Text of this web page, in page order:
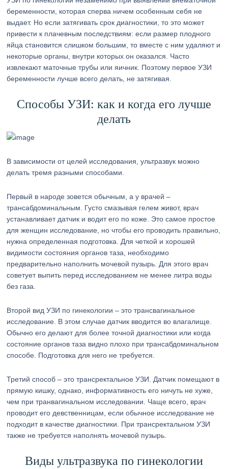
беременности, которая сперва ничем особенным себя не
выдает. Но если затягивать срок диагностики, то это может
привести к плачевным последствиям: если размер плодного
яйца становится слишком большим, то вместе с ним удаляют и
некоторые органы, внутри которых он оказался. Часто
извлекают маточные трубы или яичник. Поэтому первое УЗИ
беременности лучше всего делать, не затягивая.
Способы УЗИ: как и когда его лучше
делать
В зависимости от целей исследования, ультразвук можно
делать тремя разными способами.
Первый в народе зовется обычным, а у врачей –
трансабдоминальным. Густо смазывая гелем живот, врач
устанавливает датчик и водит его по коже. Это самое простое
для женщин исследование, но чтобы его проводить правильно,
нужна определенная подготовка. Для четкой и хорошей
видимости состояния органов таза, необходимо
предварительно наполнить мочевой пузырь. Для этого врач
советует выпить перед исследованием не менее литра воды
без газа.
Второй вид УЗИ по гинекологии – это трансвагинальное
исследование. В этом случае датчик вводится во влагалище.
Обычно его делают для более точной диагностики или когда
состояние органов таза видно плохо при трансабдоминальном
способе. Подготовка для него не требуется.
Третий способ – это трансректальное УЗИ. Датчик помещают в
прямую кишку, однако, информативность его ничуть не хуже,
чем при транвагинальном исследовании. Чаще всего, врач
проводит его девственницам, если обычное исследование не
подходит в качестве диагностики. При трансректальном УЗИ
также не требуется наполнять мочевой пузырь.
Виды ультразвука по гинекологии